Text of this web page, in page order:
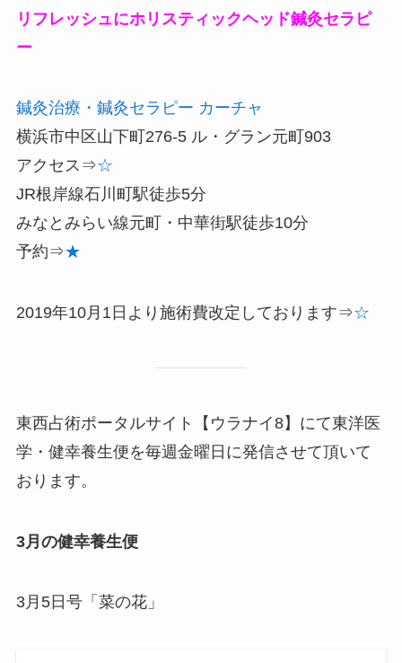
リフレッシュにホリスティックヘッド鍼灸セラピ
ー
鍼灸治療・鍼灸セラピー カーチャ
横浜市中区山下町276-5 ル・グラン元町903
アクセス⇒☆
JR根岸線石川町駅徒歩5分
みなとみらい線元町・中華街駅徒歩10分
予約⇒★
2019年10月1日より施術費改定しております⇒☆
東西占術ポータルサイト【ウラナイ8】にて東洋医
学・健幸養生便を毎週金曜日に発信させて頂いて
おります。
3月の健幸養生便
3月5日号「菜の花」